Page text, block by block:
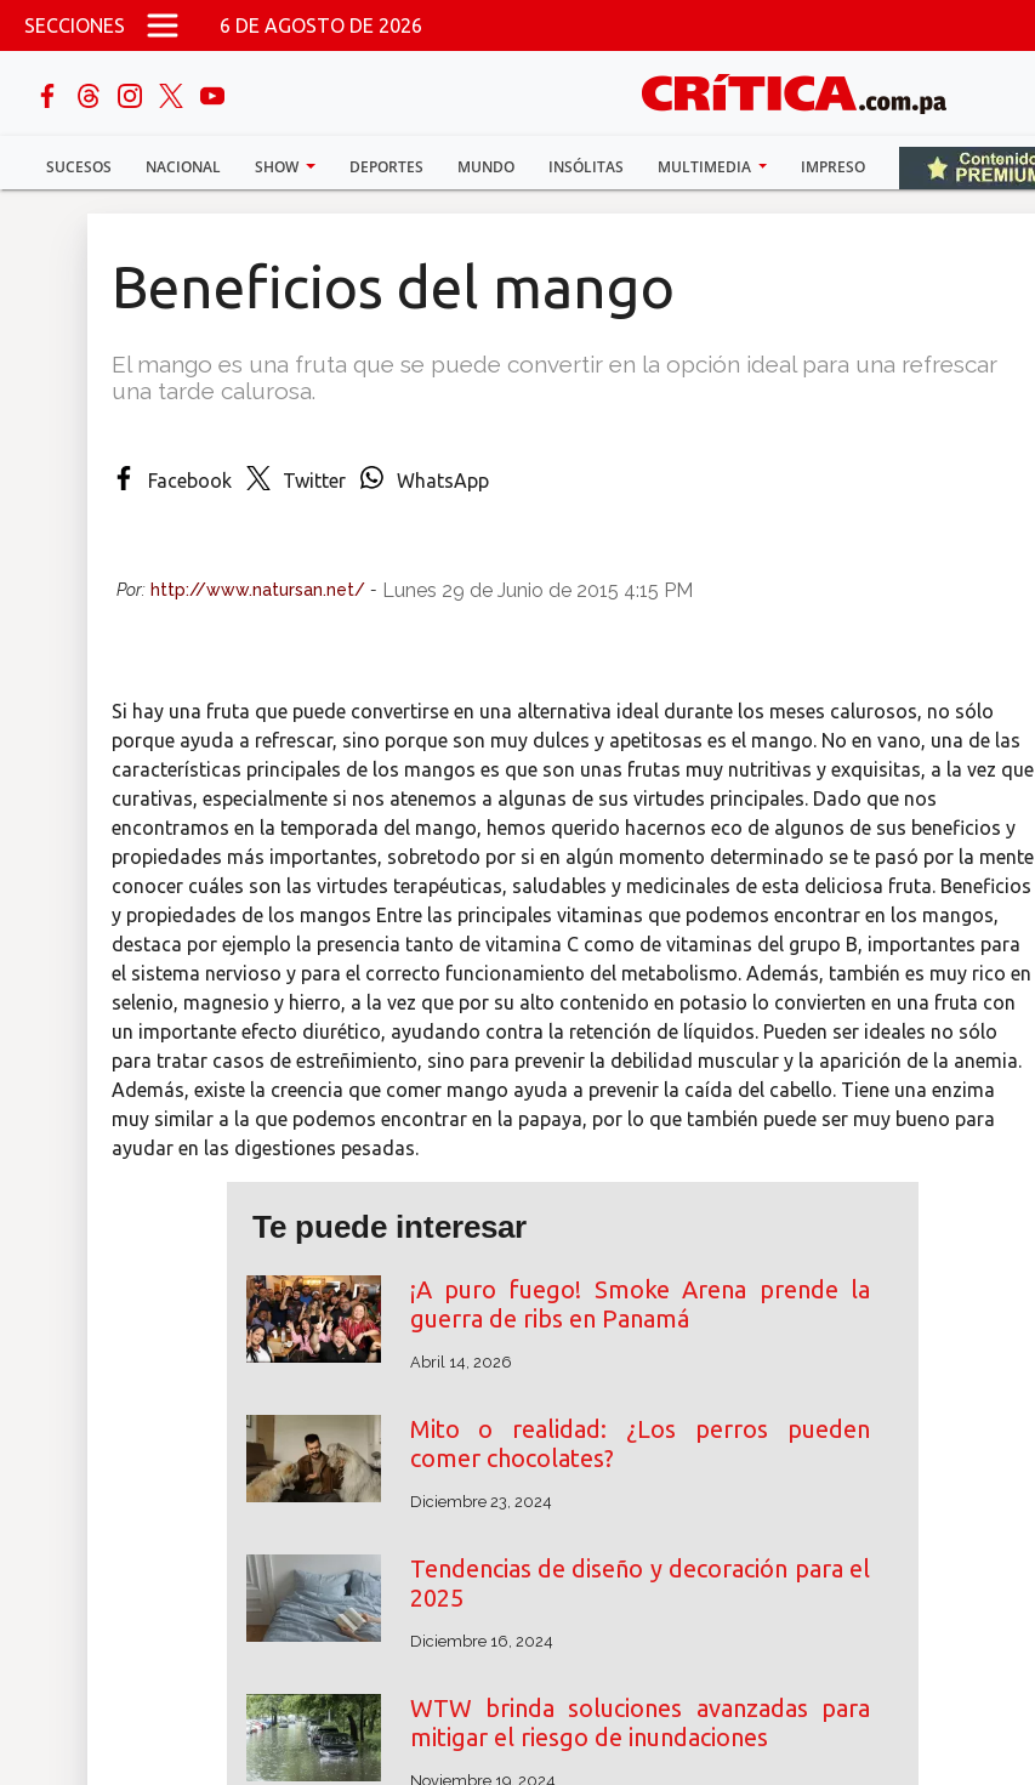
Pasar al contenido principal
SECCIONES 6 DE AGOSTO DE 2026
SUCESOS NACIONAL SHOW DEPORTES MUNDO INSÓLITAS MULTIMEDIA IMPRESO
buscar
Sucesos
Beneficios del mango
El mango es una fruta que se puede convertir en la opción ideal para una refrescar
una tarde calurosa.
Facebook Twitter WhatsApp
Por: http://www.natursan.net/ - Lunes 29 de Junio de 2015 4:15 PM
Si hay una fruta que puede convertirse en una alternativa ideal durante los meses calurosos, no sólo
porque ayuda a refrescar, sino porque son muy dulces y apetitosas es el mango. No en vano, una de las
características principales de los mangos es que son unas frutas muy nutritivas y exquisitas, a la vez que
curativas, especialmente si nos atenemos a algunas de sus virtudes principales. Dado que nos
encontramos en la temporada del mango, hemos querido hacernos eco de algunos de sus beneficios y
propiedades más importantes, sobretodo por si en algún momento determinado se te pasó por la mente
conocer cuáles son las virtudes terapéuticas, saludables y medicinales de esta deliciosa fruta. Beneficios
y propiedades de los mangos Entre las principales vitaminas que podemos encontrar en los mangos,
destaca por ejemplo la presencia tanto de vitamina C como de vitaminas del grupo B, importantes para
el sistema nervioso y para el correcto funcionamiento del metabolismo. Además, también es muy rico en
selenio, magnesio y hierro, a la vez que por su alto contenido en potasio lo convierten en una fruta con
un importante efecto diurético, ayudando contra la retención de líquidos. Pueden ser ideales no sólo
para tratar casos de estreñimiento, sino para prevenir la debilidad muscular y la aparición de la anemia.
Además, existe la creencia que comer mango ayuda a prevenir la caída del cabello. Tiene una enzima
muy similar a la que podemos encontrar en la papaya, por lo que también puede ser muy bueno para
ayudar en las digestiones pesadas.
Te puede interesar
¡A puro fuego! Smoke Arena prende la
guerra de ribs en Panamá
Abril 14, 2026
Mito o realidad: ¿Los perros pueden
comer chocolates?
Diciembre 23, 2024
Tendencias de diseño y decoración para el
2025
Diciembre 16, 2024
WTW brinda soluciones avanzadas para
mitigar el riesgo de inundaciones
Noviembre 19, 2024